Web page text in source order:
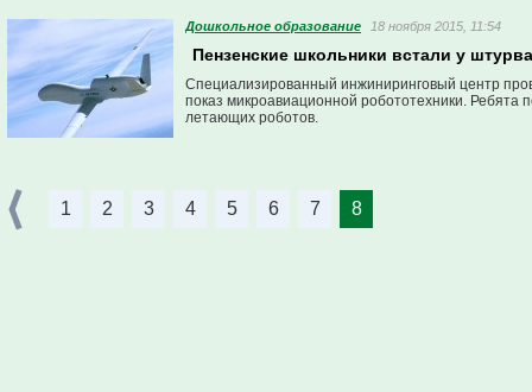
Дошкольное образование 18 ноября 2015, 11:54
Пензенские школьники встали у
Специализированный инжиниринговый центр
показ микроавиационной робототехники. Ребята
летающих роботов.
1 2 3 4 5 6 7 8